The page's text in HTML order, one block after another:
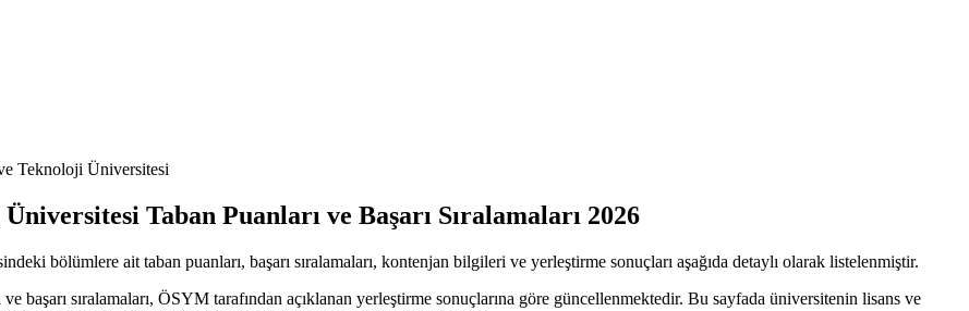
Teknoloji Üniversitesi
Taban Puanları ve Başarı Sıralamaları 2026
bölümlere ait taban puanları, başarı sıralamaları, kontenjan bilgileri ve yerleştirme sonuçları aşağıda detaylı olarak listelenmiştir.
sıralamaları, ÖSYM tarafından açıklanan yerleştirme sonuçlarına göre güncellenmektedir. Bu sayfada üniversitenin lisans ve